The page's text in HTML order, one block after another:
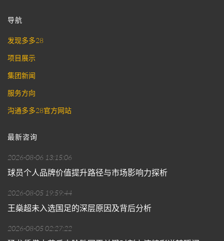
导航
发现多多28
项目展示
集团新闻
服务方向
沟通多多28官方网站
最新咨询
2026-08-06 13:15:06
球员个人品牌价值提升路径与市场影响力探析
2026-08-05 19:59:44
王燊超未入选国足的深层原因及背后分析
2026-08-05 02:27:22